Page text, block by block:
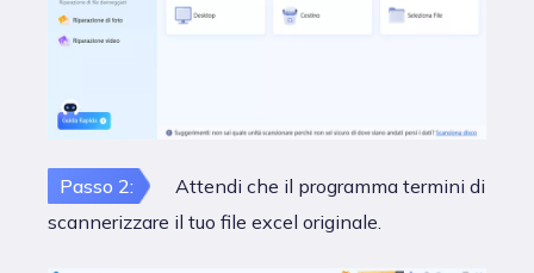
Passo 2:
Attendi che il programma termini di
scannerizzare il tuo file excel originale.